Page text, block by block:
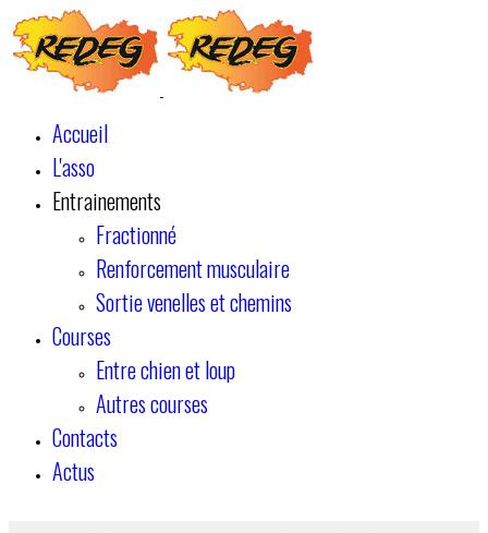
Accueil
L'asso
Entrainements
Fractionné
Renforcement musculaire
Sortie venelles et chemins
Courses
Entre chien et loup
Autres courses
Contacts
Actus